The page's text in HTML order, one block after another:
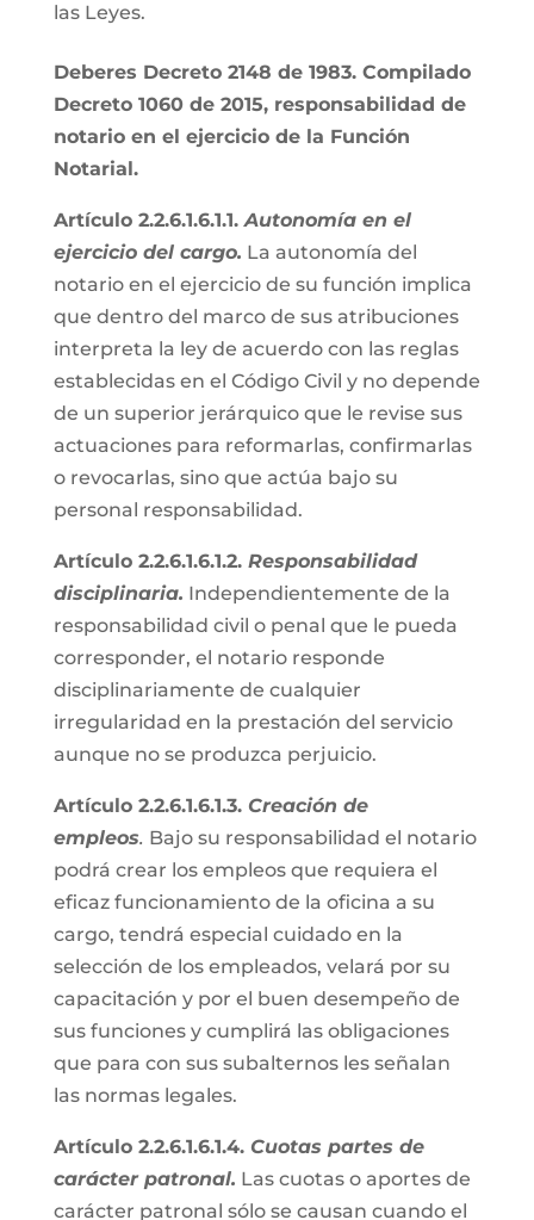
las Leyes.
Deberes Decreto 2148 de 1983. Compilado
Decreto 1060 de 2015, responsabilidad de
notario en el ejercicio de la Función
Notarial.
Artículo 2.2.6.1.6.1.1.Autonomía en el
ejercicio del cargo. La autonomía del
notario en el ejercicio de su función implica
que dentro del marco de sus atribuciones
interpreta la ley de acuerdo con las reglas
establecidas en el Código Civil y no depende
de un superior jerárquico que le revise sus
actuaciones para reformarlas, confirmarlas
o revocarlas, sino que actúa bajo su
personal responsabilidad.
Artículo 2.2.6.1.6.1.2.Responsabilidad
disciplinaria. Independientemente de la
responsabilidad civil o penal que le pueda
corresponder, el notario responde
disciplinariamente de cualquier
irregularidad en la prestación del servicio
aunque no se produzca perjuicio.
Artículo 2.2.6.1.6.1.3. Creación de
empleos. Bajo su responsabilidad el notario
podrá crear los empleos que requiera el
eficaz funcionamiento de la oficina a su
cargo, tendrá especial cuidado en la
selección de los empleados, velará por su
capacitación y por el buen desempeño de
sus funciones y cumplirá las obligaciones
que para con sus subalternos les señalan
las normas legales.
Artículo 2.2.6.1.6.1.4. Cuotas partes de
carácter patronal. Las cuotas o aportes de
carácter patronal sólo se causan cuando el